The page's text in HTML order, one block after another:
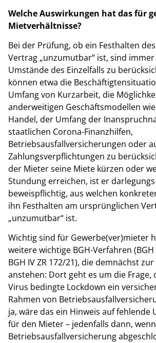
Welche Auswirkungen hat das für
Mietverhältnisse?
Bei der Prüfung, ob ein Festhalten
Vertrag „unzumutbar“ ist, sind
Umstände des Einzelfalls zu
können etwa die
Umfang von Kurzarbeit, die
anderweitigen Geschäftsmodellen
Handel, der Umfang der
staatlichen Corona-Finanzhilfen,
Betriebsausfallversicherungen oder
Zahlungsverpflichtungen zu
der Mieter seine Miete kürzen oder
Stundung erreichen, ist er
beweispflichtig, aus welchen
ihn Festhalten am ursprünglichen
„unzumutbar“ ist.
Wichtig sind für Gewerbe(ver)mieter
weitere wichtige BGH-Verfahren (BGH
BGH IV ZR 172/21), die demnächst
anstehen: Dort geht es um die Frage,
Virus bedingte Lockdown ein
Rahmen von
ja, wäre das ein Hinweis auf
für den Mieter – jedenfalls dann,
Betriebsausfallversicherung